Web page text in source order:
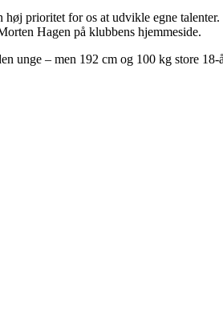
prioritet for os at udvikle egne
Hagen på klubbens hjemmeside.
unge – men 192 cm og 100 kg store 18-